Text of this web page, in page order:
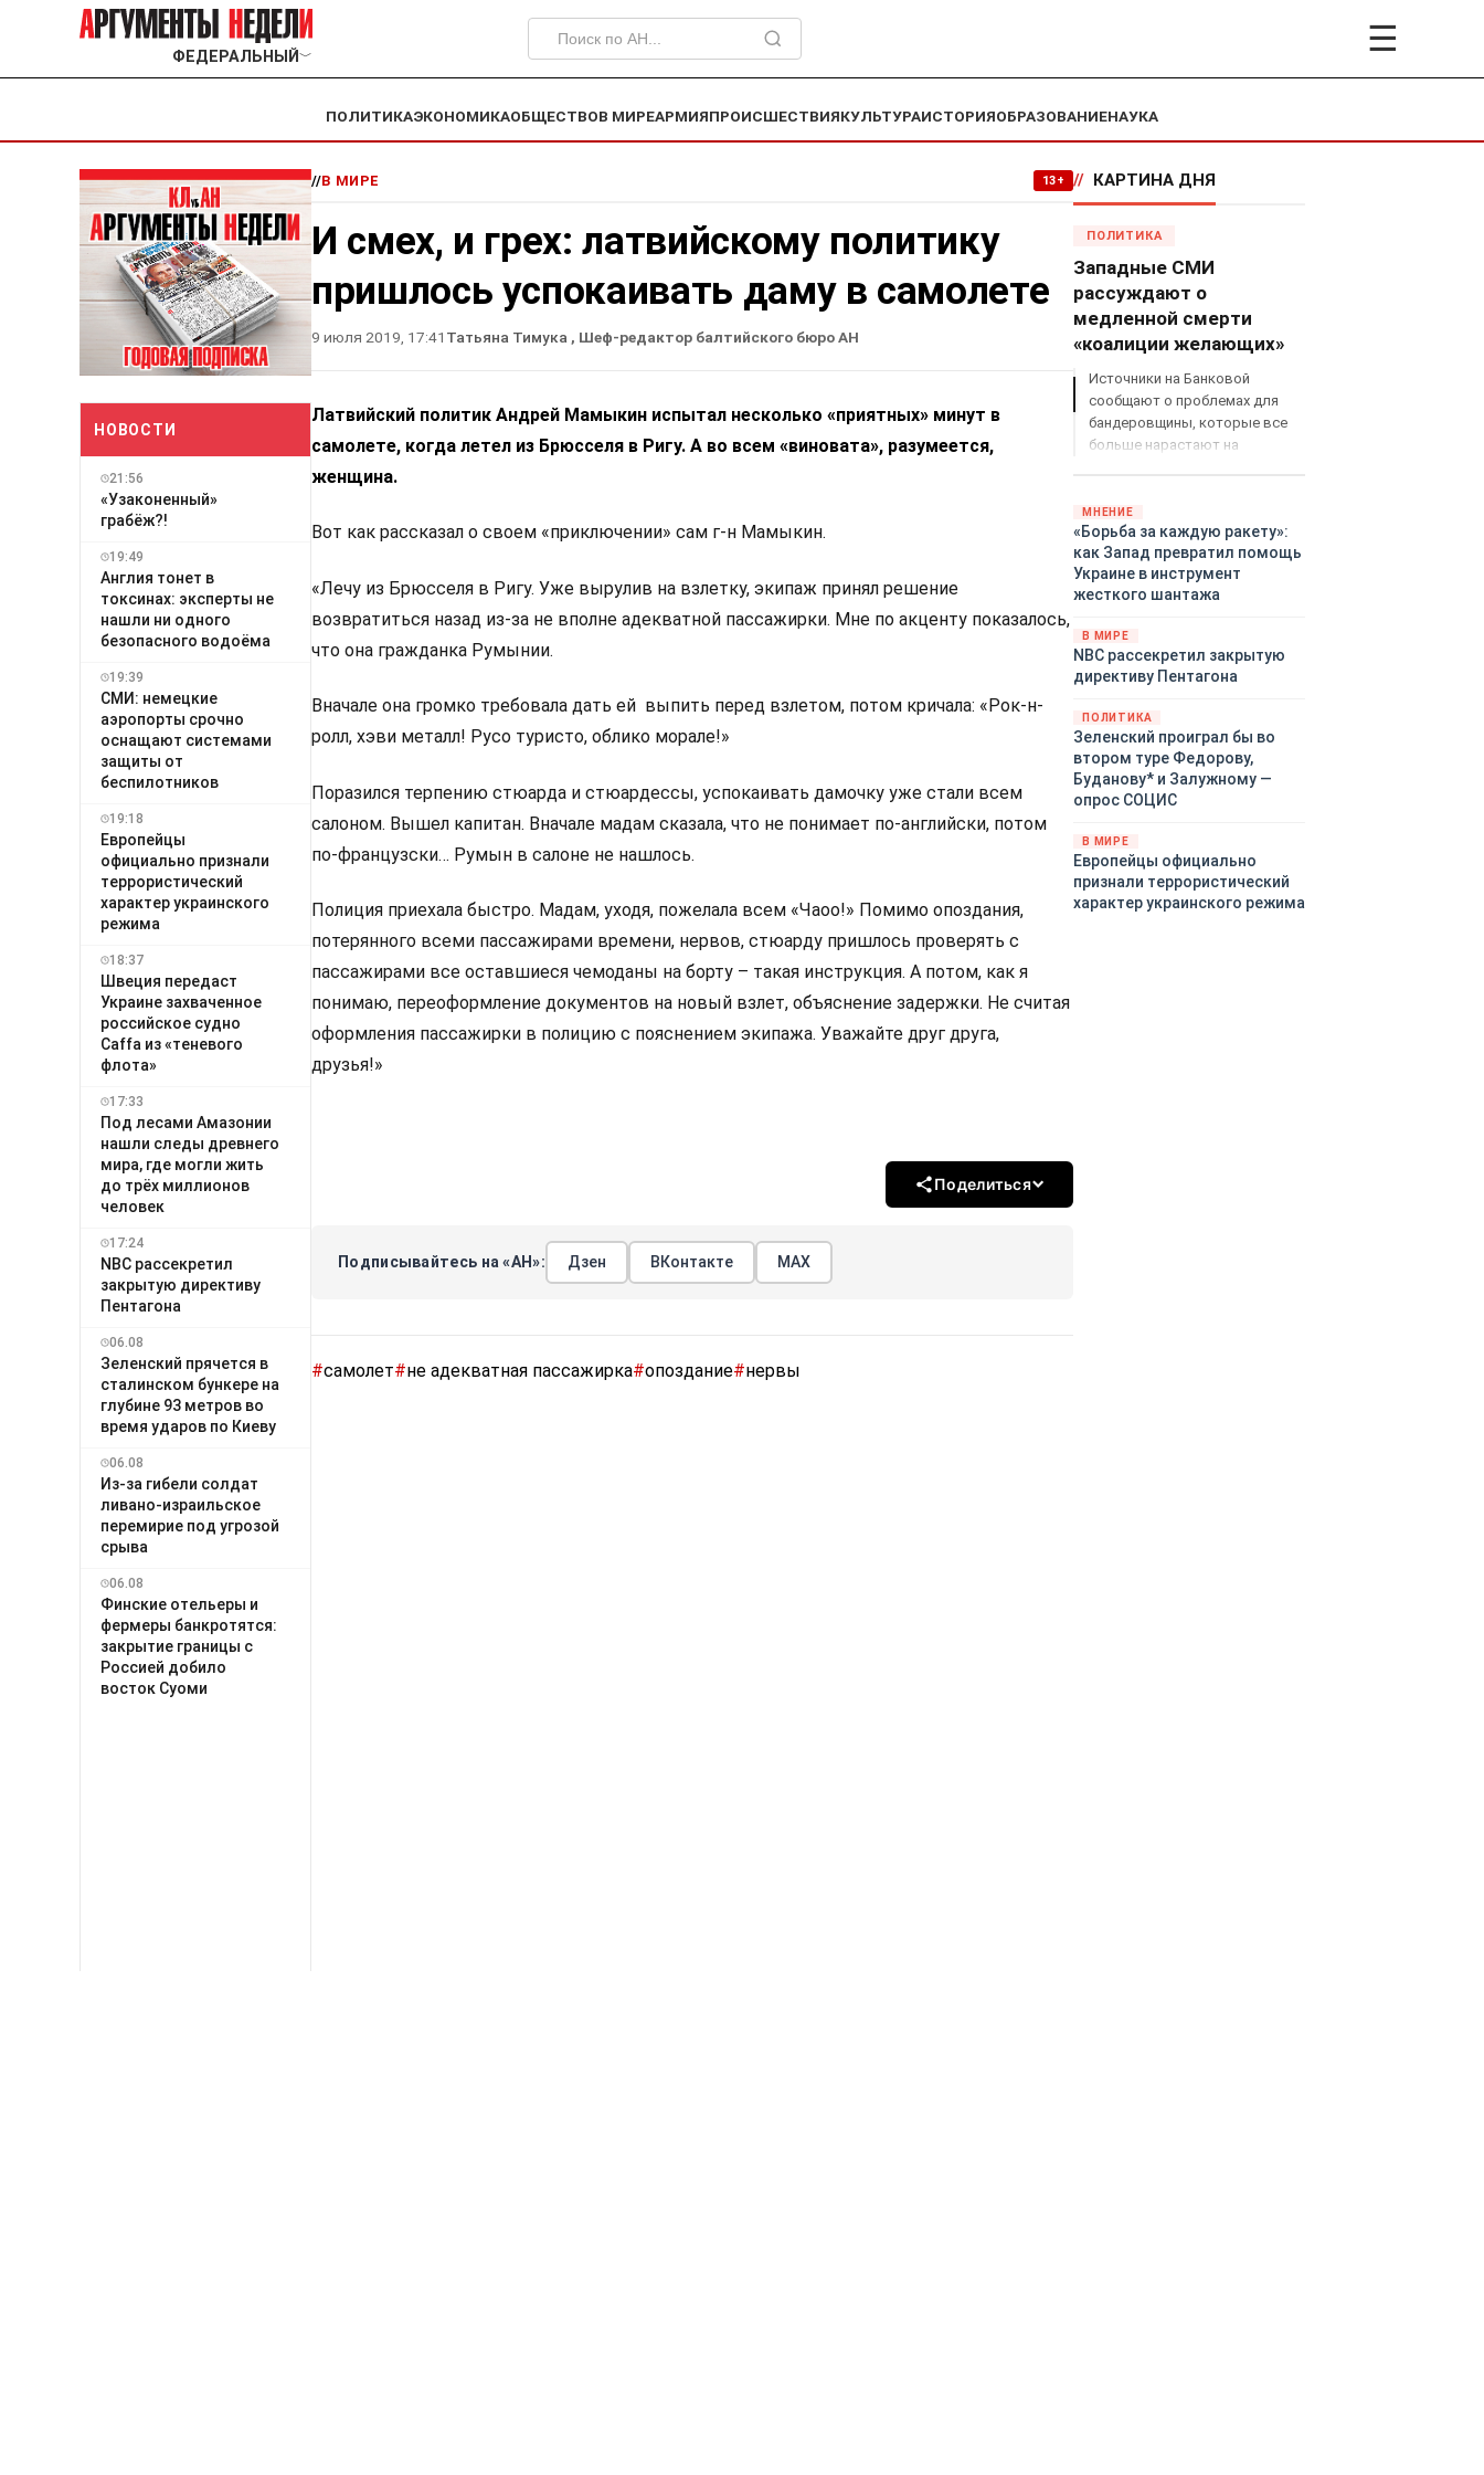
ФЕДЕРАЛЬНЫЙ ﹀ ☰
ПОЛИТИКАЭКОНОМИКАОБЩЕСТВОВ МИРЕАРМИЯПРОИСШЕСТВИЯКУЛЬТУРАИСТОРИЯОБРАЗОВАНИЕНАУКА
НОВОСТИ
21:56
«Узаконенный»
грабёж?!
19:49
Англия тонет в
токсинах: эксперты не
нашли ни одного
безопасного водоёма
19:39
СМИ: немецкие
аэропорты срочно
оснащают системами
защиты от
беспилотников
19:18
Европейцы
официально признали
террористический
характер украинского
режима
18:37
Швеция передаст
Украине захваченное
российское судно
Caffa из «теневого
флота»
17:33
Под лесами Амазонии
нашли следы древнего
мира, где могли жить
до трёх миллионов
человек
17:24
NBC рассекретил
закрытую директиву
Пентагона
06.08
Зеленский прячется в
сталинском бункере на
глубине 93 метров во
время ударов по Киеву
06.08
Из-за гибели солдат
ливано-израильское
перемирие под угрозой
срыва
06.08
Финские отельеры и
фермеры банкротятся:
закрытие границы с
Россией добило
восток Суоми
//В МИРЕ 13+
И смех, и грех: латвийскому политику
пришлось успокаивать даму в самолете
9 июля 2019, 17:41 Татьяна Тимука , Шеф-редактор балтийского бюро АН
Латвийский политик Андрей Мамыкин испытал несколько «приятных» минут в
самолете, когда летел из Брюсселя в Ригу. А во всем «виновата», разумеется,
женщина.
Вот как рассказал о своем «приключении» сам г-н Мамыкин.
«Лечу из Брюсселя в Ригу. Уже вырулив на взлетку, экипаж принял решение
возвратиться назад из-за не вполне адекватной пассажирки. Мне по акценту показалось,
что она гражданка Румынии.
Вначале она громко требовала дать ей выпить перед взлетом, потом кричала: «Рок-н-
ролл, хэви металл! Русо туристо, облико морале!»
Поразился терпению стюарда и стюардессы, успокаивать дамочку уже стали всем
салоном. Вышел капитан. Вначале мадам сказала, что не понимает по-английски, потом
по-французски… Румын в салоне не нашлось.
Полиция приехала быстро. Мадам, уходя, пожелала всем «Чаоо!» Помимо опоздания,
потерянного всеми пассажирами времени, нервов, стюарду пришлось проверять с
пассажирами все оставшиеся чемоданы на борту – такая инструкция. А потом, как я
понимаю, переоформление документов на новый взлет, объяснение задержки. Не считая
оформления пассажирки в полицию с пояснением экипажа. Уважайте друг друга,
друзья!»
Поделиться
Подписывайтесь на «АН»: Дзен ВКонтакте МАХ
#самолет#не адекватная пассажирка#опоздание#нервы
// КАРТИНА ДНЯ
ПОЛИТИКА
Западные СМИ
рассуждают о
медленной смерти
«коалиции желающих»
Источники на Банковой
сообщают о проблемах для
бандеровщины, которые все
больше нарастают на
«страны 404» в следующем
году. Однако киевские
временщики не торопятся
заключать мир - ведь есть
поддержка в ЕС.
Британии и Германии, выборы
во Франции могут полностью
изменить геополитический
ландшафт в мире, пока
Зеленский ожидает выборов
в США.
МНЕНИЕ
«Борьба за каждую ракету»:
как Запад превратил помощь
Украине в инструмент
жесткого шантажа
В МИРЕ
NBC рассекретил закрытую
директиву Пентагона
ПОЛИТИКА
Зеленский проиграл бы во
втором туре Федорову,
Буданову* и Залужному —
опрос СОЦИС
В МИРЕ
Европейцы официально
признали террористический
характер украинского режима